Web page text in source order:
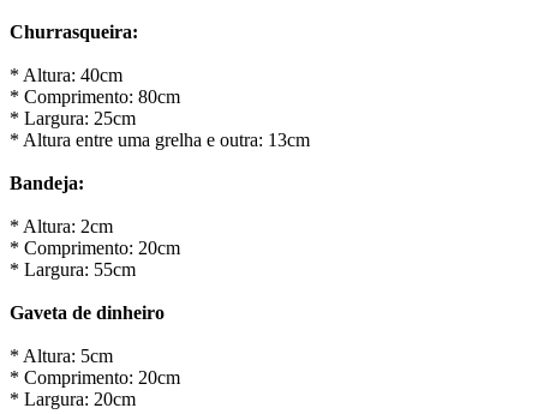
Churrasqueira:
* Altura: 40cm
* Comprimento: 80cm
* Largura: 25cm
* Altura entre uma grelha e outra: 13cm
Bandeja:
* Altura: 2cm
* Comprimento: 20cm
* Largura: 55cm
Gaveta de dinheiro
* Altura: 5cm
* Comprimento: 20cm
* Largura: 20cm